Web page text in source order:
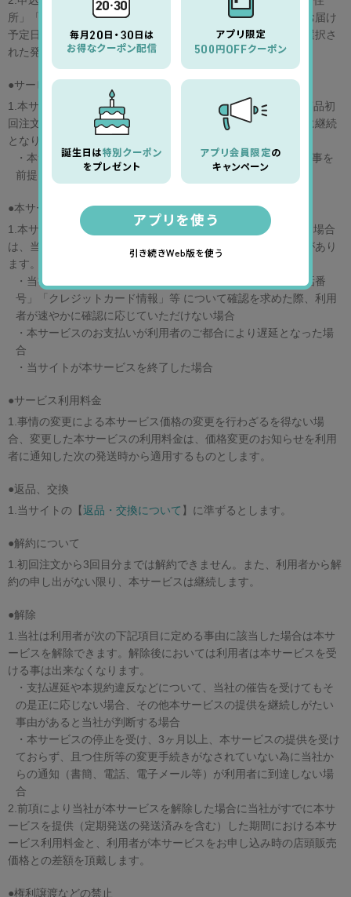
所」「電話番号」「クレジットカード情報」・商品・度数・お届け
予定日など）は当サイトマイページ
【定期便申込一覧】から選択さ
れた発送予定日の3営業日前までに変更してください。
●サービス利用期間
1.本サービスの利用期間は、お申し込み日（本サービス対象商品初
回注文日）から利用者からの解約のお申し出があるまで有効に継続
となります。
・本サービスは、当社の定める期間中ご利用を継続いただく事を
前提にサービス料金を設定しております。
●本サービスの停止
1.本サービスのお申し込み後、下記項目に定める事由が生じた場合
は、当社は利用者に対する本サービスの提供を停止する場合があり
ます。
・当社が必要に応 じて利用者に対し「住所」「氏名」「電話番
号」「クレジットカード情報」等 について確認を求めた際、利用
者が速やかに確認に応じていただけない場合
・本サービスのお支払いが利用者のご都合により遅延となった場
合
・当サイトが本サービスを終了した場合
●サービス利用料金
1.事情の変更による本サービス価格の変更を行わざるを得ない場
合、変更した本サービスの利用料金は、価格変更のお知らせを利用
者に通知した次の発送時から適用するものとします。
●返品、交換
1.当サイトの【返品・交換について 】に準ずるとします。
●解約について
1.初回注文から3回目分までは解約できません。また、利用者から解
約の申し出がない限り、本サービスは継続します。
●解除
1.当社は利用者が次の下記項目に定める事由に該当した場合は本サ
ービスを解除できます。解除後においては利用者は本サービスを受
ける事は出来なくなります。
・支払遅延や本規約違反などについて、当社の催告を受けてもそ
の是正に応じない場合、その他本サービスの提供を継続しがたい
事由があると当社が判断する場合
・本サービスの停止を受け、3ヶ月以上、本サービスの提供を受け
ておらず、且つ住所等の変更手続きがなされていない為に当社か
らの通知（書簡、電話、電子メール等）が利用者に到達しない場
合
2.前項により当社が本サービスを解除した場合に当社がすでに本サ
ービスを提供（定期発送の発送済みを含む）した期間における本サ
ービス利用料金と、利用者が本サービスをお申し込み時の店頭販売
価格との差額を頂戴します。
●権利譲渡などの禁止